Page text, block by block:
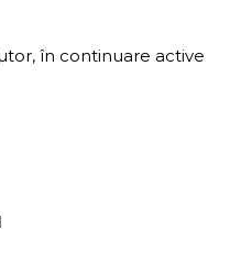
în continuare active